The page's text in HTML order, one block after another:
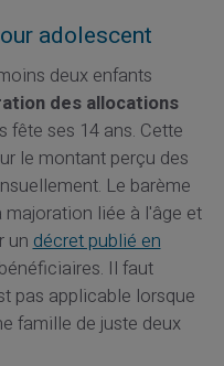
adolescent
deux enfants
des allocations
ses 14 ans. Cette
le montant perçu des
Le barème
liée à l'âge et
undécret publié en
Il faut
pas applicable lorsque
famille de juste deux